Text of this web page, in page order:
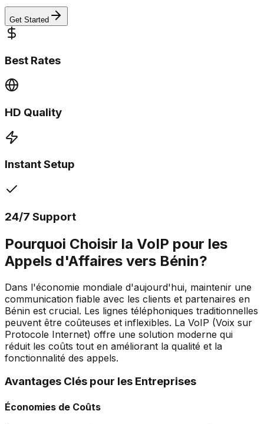
Get Started
Best Rates
HD Quality
Instant Setup
24/7 Support
Pourquoi Choisir la VoIP pour les
Appels d'Affaires vers Bénin?
Dans l'économie mondiale d'aujourd'hui, maintenir une
communication fiable avec les clients et partenaires en
Bénin est crucial. Les lignes téléphoniques traditionnelles
peuvent être coûteuses et inflexibles. La VoIP (Voix sur
Protocole Internet) offre une solution moderne qui
réduit les coûts tout en améliorant la qualité et la
fonctionnalité des appels.
Avantages Clés pour les Entreprises
Économies de Coûts